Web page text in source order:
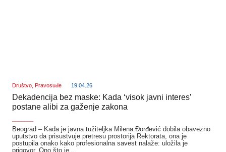
Društvo Pravosuđe 19.04.26
Dekadencija bez maske: Kada ‘visok javni interes’
postane alibi za gaženje zakona
Beograd – Kada je javna tužiteljka Milena Đorđević dobila obavezno
uputstvo da prisustvuje pretresu prostorija Rektorata, ona je
postupila onako kako profesionalna savest nalaže: uložila je
prigovor. Ono što je…